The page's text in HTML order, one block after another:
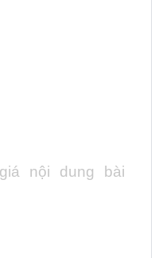
nội dung bài